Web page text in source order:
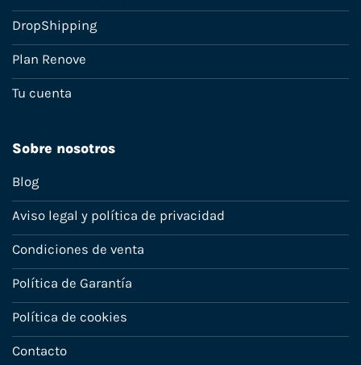
DropShipping
Plan Renove
Tu cuenta
Sobre nosotros
Blog
Aviso legal y política de privacidad
Condiciones de venta
Política de Garantía
Política de cookies
Contacto